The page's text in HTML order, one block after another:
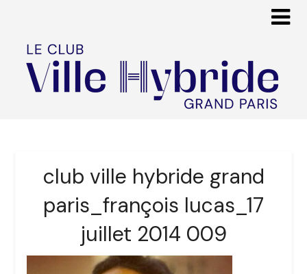
club ville hybride grand
paris_françois lucas_17
juillet 2014 009